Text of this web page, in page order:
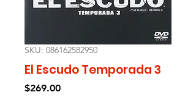
SKU: 086162582950
El Escudo Temporada 3
$269.00Precio